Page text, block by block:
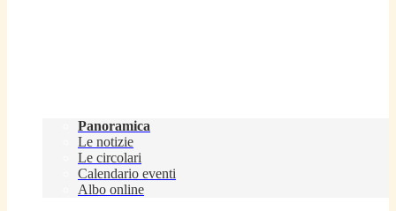
Panoramica
Le notizie
Le circolari
Calendario eventi
Albo online